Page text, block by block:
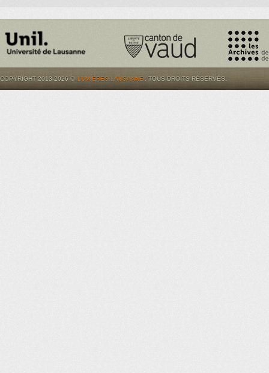
COPYRIGHT 2013-2026 © LUMIÈRES.LAUSANNE . TOUS DROITS RÉSERVÉS.